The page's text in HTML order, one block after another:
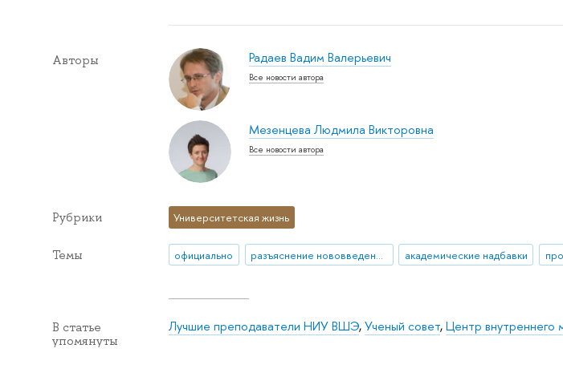
Авторы Радаев Вадим Валерьевич
Все новости автора
Мезенцева Людмила Викторовна
Все новости автора
Рубрики Университетская жизнь
Темы официально академические надбавки
В статье
упомянуты
Лучшие преподаватели НИУ ВШЭ,Ученый совет,Центр внутреннего